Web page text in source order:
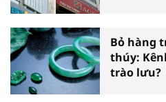
Bỏ hàng
thúy:
trào lưu?